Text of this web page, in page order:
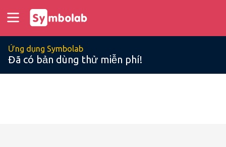
Ứng dụng Symbolab
Đã có bản dùng thử miễn phí!